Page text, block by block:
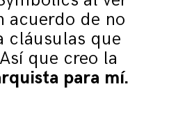
acuerdo de no
cláusulas que
que creo la
para mí.